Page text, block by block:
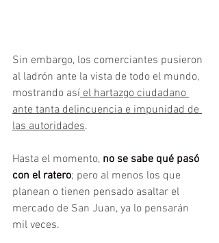
Sin embargo, los comerciantes pusieron
al ladrón ante la vista de todo el mundo,
mostrando así el hartazgo ciudadano
ante tanta delincuencia e impunidad de
las autoridades.
Hasta el momento, no se sabe qué pasó
con el ratero; pero al menos los que
planean o tienen pensado asaltar el
mercado de San Juan, ya lo pensarán
mil veces.